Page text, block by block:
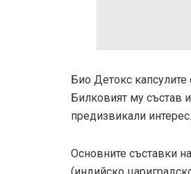
Био Детокс капсулите
Билковият му състав
предизвикали интерес.
Основните съставки